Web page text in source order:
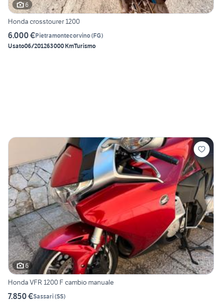
6
Honda crosstourer 1200
6.000 €Pietramontecorvino(FG)
Usato06/201263000 KmTurismo
6
Honda VFR 1200 F cambio manuale
7.850 €Sassari(SS)